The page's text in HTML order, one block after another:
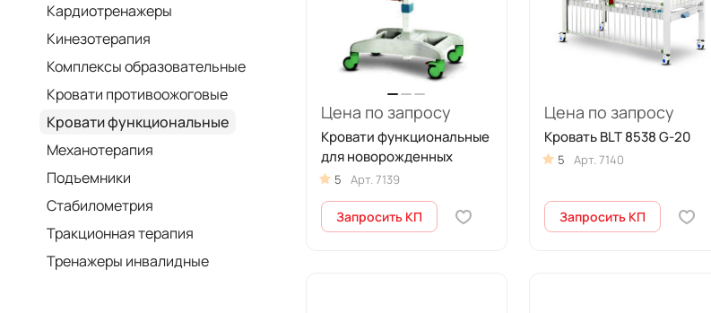
Цена по запросу
Кровати функциональные
для новорожденных
5 Арт. 7139
Запросить КП
Цена по запросу
Кровать BLT 8538 G-20
5 Арт. 7140
Запросить КП
Кардиотренажеры
Кинезотерапия
Комплексы образовательные
Кровати противоожоговые
Кровати функциональные
Механотерапия
Подъемники
Стабилометрия
Тракционная терапия
Тренажеры инвалидные